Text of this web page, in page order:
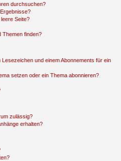
durchsuchen?
Seite?
Themen finden?
und einem Abonnements für ein
setzen oder ein Thema abonnieren?
zulässig?
erhalten?